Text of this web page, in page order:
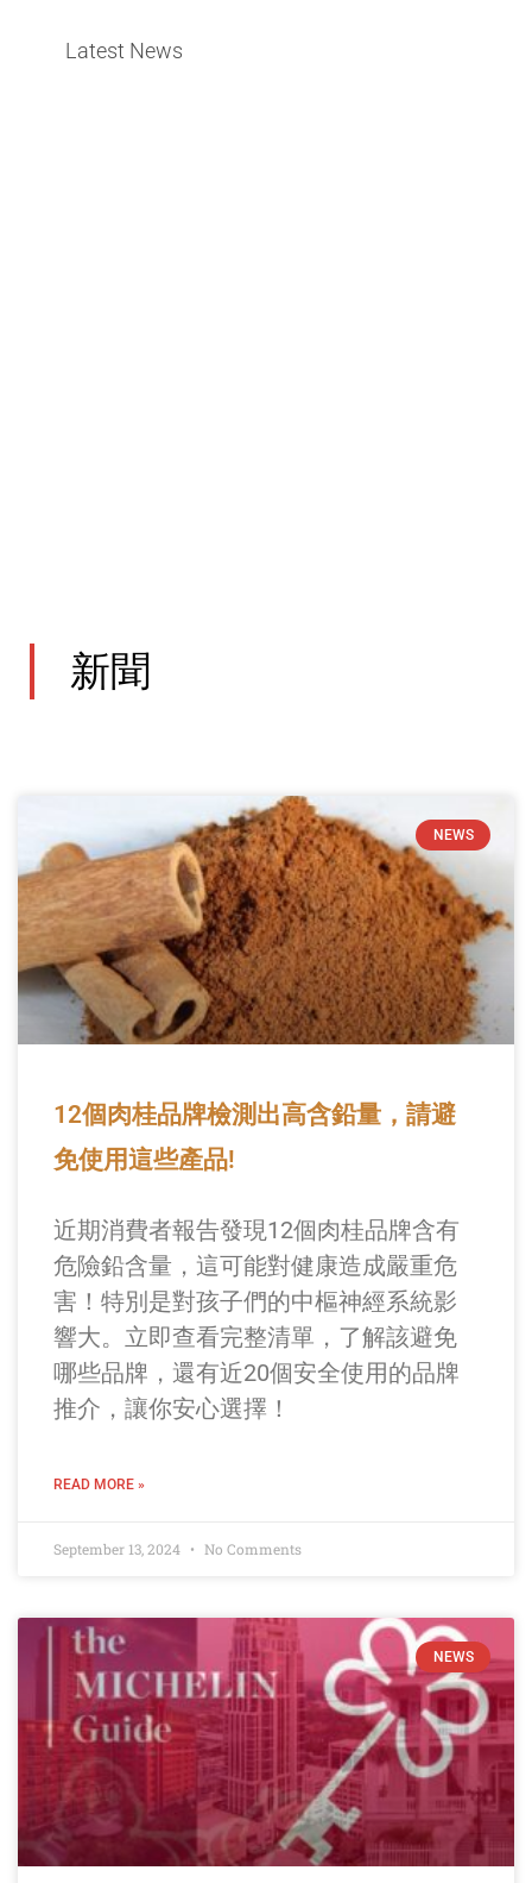
Latest News
新聞
NEWS
12個肉桂品牌檢測出高含鉛量，請避
免使用這些產品!
近期消費者報告發現12個肉桂品牌含有
危險鉛含量，這可能對健康造成嚴重危
害！特別是對孩子們的中樞神經系統影
響大。立即查看完整清單，了解該避免
哪些品牌，還有近20個安全使用的品牌
推介，讓你安心選擇！
READ MORE »
September 13, 2024 No Comments
NEWS
P
a
g
e
P
a
g
e
P
a
g
e
P
a
g
e
P
a
g
e
P
a
g
e
P
a
g
e
a
g
e
P
a
g
e
P
a
g
e
a
g
a
g
e
a
g
e
a
g
e
P
a
g
e
P
a
g
e
P
a
g
e
P
a
g
e
P
a
g
e
P
a
g
e
P
a
g
e
a
g
P
a
g
e
P
a
g
e
P
a
g
e